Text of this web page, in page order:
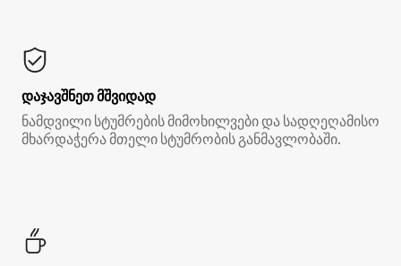
დაჯავშნეთ მშვიდად
ნამდვილი სტუმრების მიმოხილვები და სადღეღამისო
მხარდაჭერა მთელი სტუმრობის განმავლობაში.